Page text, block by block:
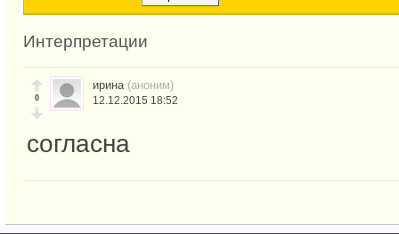
Интерпретации
0
ирина (аноним)
12.12.2015 18:52
согласна